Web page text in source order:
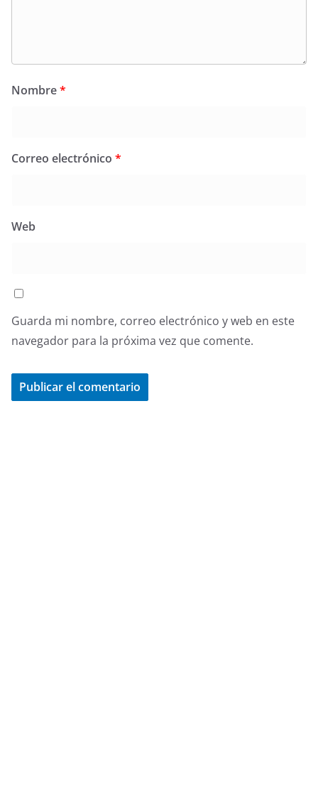
Nombre*
Correo electrónico *
Web
Guarda mi nombre, correo electrónico y web en este
navegador para la próxima vez que comente.